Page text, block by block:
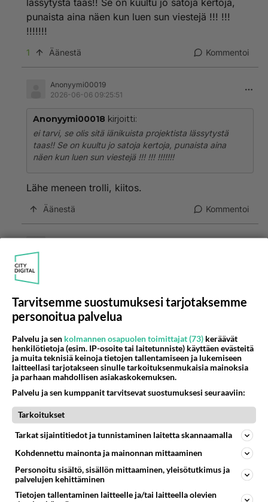
lässytystä taas!! Se on kuultu jo satoja kertoja,
punaista aina näen kun luen sun viestejä !!! !!!
!!!!!!!
1 Äänestä Kommentoi
Anonyymi00019
2026-06-06 09:25:51
Anonyymi00018 kirjoitti:
ei tarvi, se olis sitä iänikuista projektista lässytystä
taas!! Se on kuultu jo satoja kertoja, punaista aina
näen kun luen sun viestejä !!! !!! !!!!!!!
Lähe meneen trolli, kiitos.
Äänestä Kommentoi
Anonyymi00021
Anonyymi00017
Sellasta ukkelia, joka vaan antaa katsella ja
kehua. Sit se välillä möksöttää ja on ihan
p*llynaama.
Äänestä Kommentoi
2026-06-06 09:26:10
Kielletyt tunteet. Baari.
Kommentoi
Anonyymi00056
Tarvitsemme suostumuksesi tarjotaksemme
personoitua palvelua
Palvelu ja sen kolmannen osapuolen toimittajat (73) keräävät
henkilötietoja (esim. IP-osoite tai laitetunniste) käyttäen evästeitä
ja muita teknisiä keinoja tietojen tallentamiseen ja lukemiseen
laitteellasi tarjotakseen sinulle tarkoituksenmukaisia mainoksia
ja parhaan mahdollisen asiakaskokemuksen.
Palvelu ja sen kumppanit tarvitsevat suostumuksesi seuraaviin:
Tarkoitukset
Tarkat sijaintitiedot ja tunnistaminen laitetta skannaamalla
Kohdennettu mainonta ja mainonnan mittaaminen
Personoitu sisältö, sisällön mittaaminen, yleisötutkimus ja
palvelujen kehittäminen
Tietojen tallentaminen laitteelle ja/tai laitteella olevien